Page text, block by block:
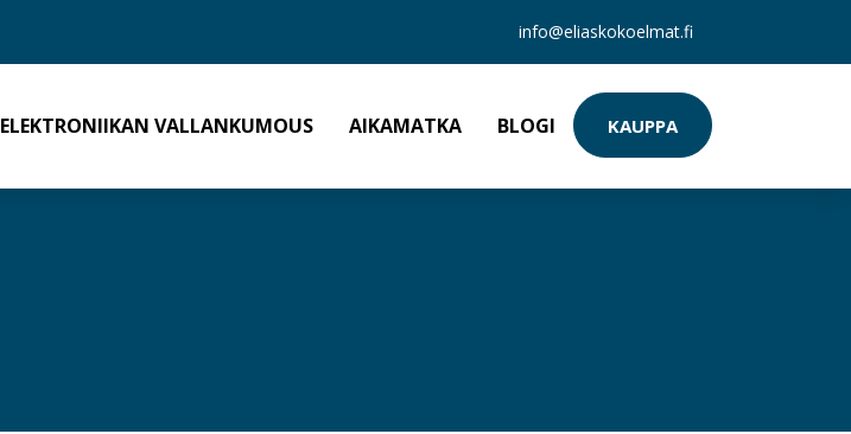
info@eliaskokoelmat.fi
ELEKTRONIIKAN VALLANKUMOUS AIKAMATKA BLOGI KAUPPA